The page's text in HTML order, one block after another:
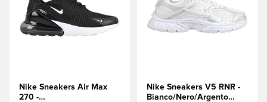
Nike Sneakers Air Max
270 -
Nike Sneakers V5 RNR -
Bianco/Nero/Argento